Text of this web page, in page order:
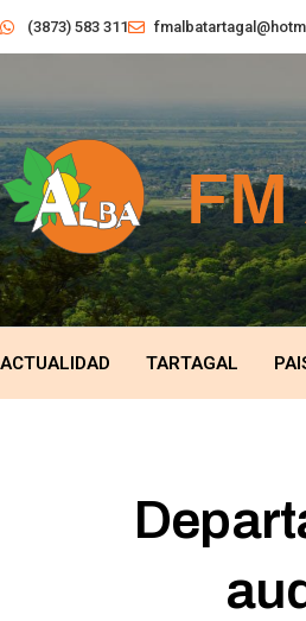
(3873) 583 311
ACTUALIDAD TARTAGAL